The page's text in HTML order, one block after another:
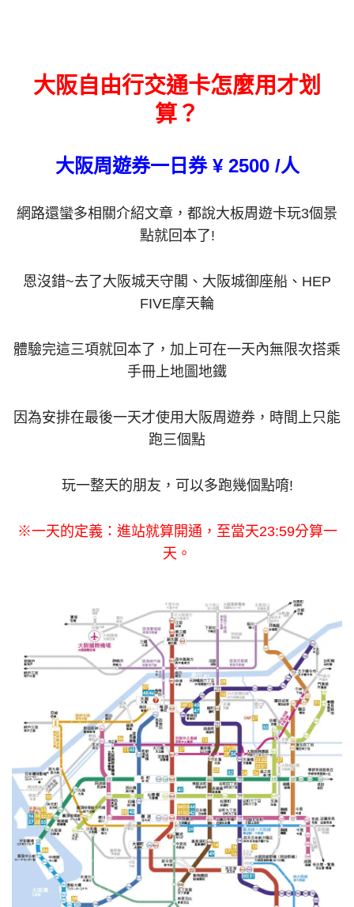
大阪自由行交通卡怎麼用才划
算？
大阪周遊券一日券 ¥ 2500 /人
網路還蠻多相關介紹文章，都說大板周遊卡玩3個景
點就回本了!
恩沒錯~去了大阪城天守閣、大阪城御座船、HEP
FIVE摩天輪
體驗完這三項就回本了，加上可在一天內無限次搭乘
手冊上地圖地鐵
因為安排在最後一天才使用大阪周遊券，時間上只能
跑三個點
玩一整天的朋友，可以多跑幾個點唷!
※一天的定義：進站就算開通，至當天23:59分算一
天。